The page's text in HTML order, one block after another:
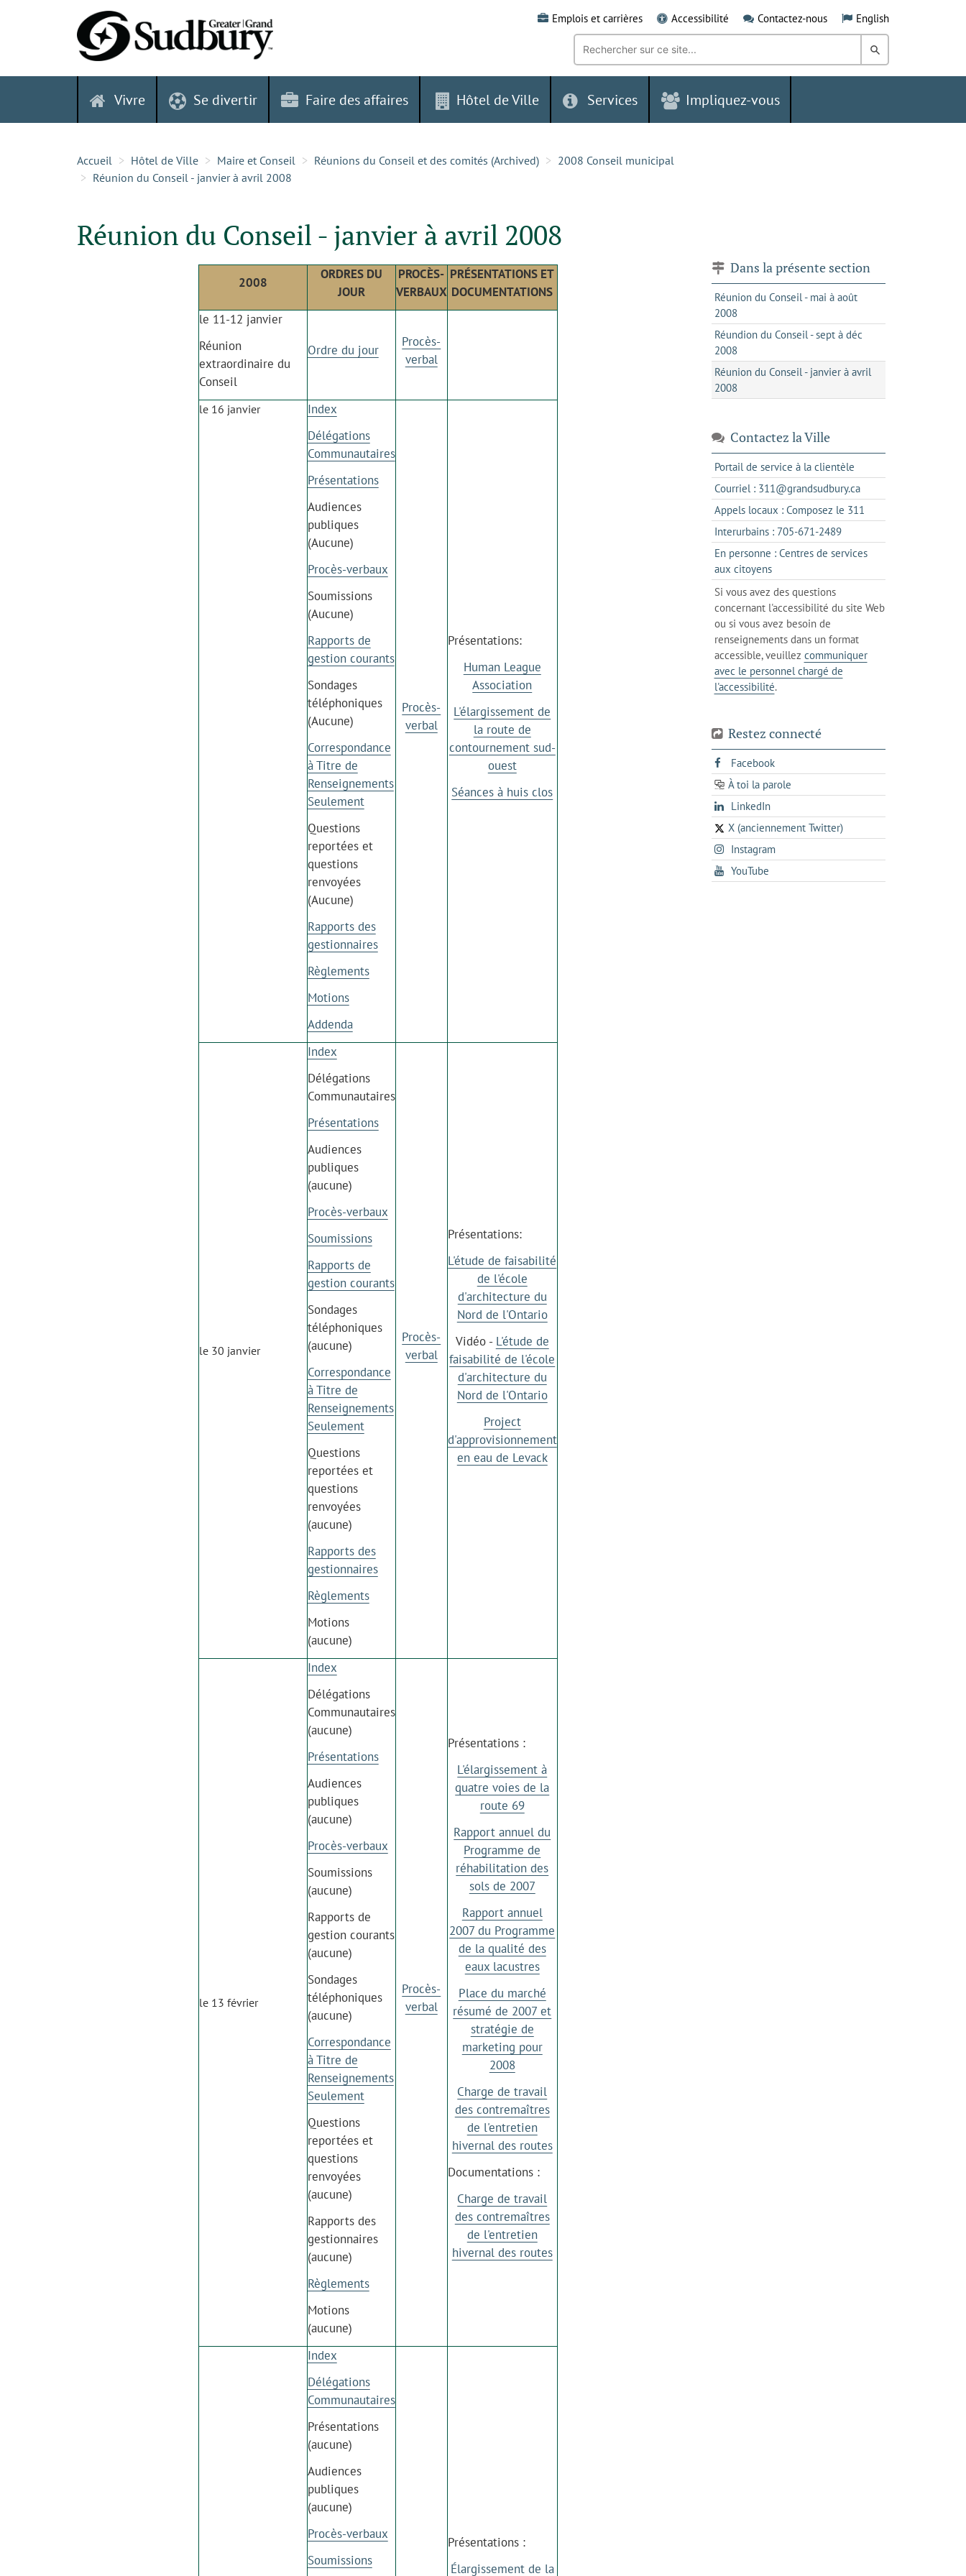
Emplois et carrières Accessibilité Contactez-nous English
Recherche
mot-
clé:
Rechercher
dans
Grand
Vivre Se divertir Faire des affaires Hôtel de Ville Services Impliquez-vous
Accueil Hôtel de Ville Maire et Conseil Réunions du Conseil et des comités (Archived)
2008 Conseil municipal
Réunion du Conseil - janvier à avril 2008
Réunion du Conseil - janvier à avril 2008
2008
ORDRES DU
JOUR
PROCÈS-
VERBAUX
PRÉSENTATIONS ET
DOCUMENTATIONS
le 11-12 janvier
Réunion
extraordinaire du
Conseil
Ordre du jour
Procès-
verbal
le 16 janvier
Index
Délégations
Communautaires
Présentations
Audiences
publiques
(Aucune)
Procès-verbaux
Soumissions
(Aucune)
Rapports de
gestion courants
Sondages
téléphoniques
(Aucune)
Correspondance
à Titre de
Renseignements
Seulement
Questions
reportées et
questions
renvoyées
(Aucune)
Rapports des
gestionnaires
Règlements
Motions
Addenda
Procès-
verbal
Présentations:
Human League
Association
L'élargissement de
la route de
contournement sud-
ouest
Séances à huis clos
le 30 janvier
Index
Délégations
Communautaires
Présentations
Audiences
publiques
(aucune)
Procès-verbaux
Soumissions
Rapports de
gestion courants
Sondages
téléphoniques
(aucune)
Correspondance
à Titre de
Renseignements
Seulement
Questions
reportées et
questions
renvoyées
(aucune)
Rapports des
gestionnaires
Règlements
Motions
(aucune)
Procès-
verbal
Présentations:
L'étude de faisabilité
de l'école
d'architecture du
Nord de l'Ontario
Vidéo - L'étude de
faisabilité de l'école
d'architecture du
Nord de l'Ontario
Project
d'approvisionnement
en eau de Levack
le 13 février
Index
Délégations
Communautaires
(aucune)
Présentations
Audiences
publiques
(aucune)
Procès-verbaux
Soumissions
(aucune)
Rapports de
gestion courants
(aucune)
Sondages
téléphoniques
(aucune)
Correspondance
à Titre de
Renseignements
Seulement
Questions
reportées et
questions
renvoyées
(aucune)
Rapports des
gestionnaires
(aucune)
Règlements
Motions
(aucune)
Procès-
verbal
Présentations :
L'élargissement à
quatre voies de la
route 69
Rapport annuel du
Programme de
réhabilitation des
sols de 2007
Rapport annuel
2007 du Programme
de la qualité des
eaux lacustres
Place du marché
résumé de 2007 et
stratégie de
marketing pour
2008
Charge de travail
des contremaîtres
de l'entretien
hivernal des routes
Documentations :
Charge de travail
des contremaîtres
de l'entretien
hivernal des routes
Index
Délégations
Communautaires
Présentations
(aucune)
Audiences
publiques
(aucune)
Procès-verbaux
Soumissions
Présentations :
Élargissement de la
Dans la présente section
Réunion du Conseil - mai à août
2008
Réundion du Conseil - sept à déc
2008
Réunion du Conseil - janvier à avril
2008
Contactez la Ville
Portail de service à la clientèles'ouvre
dans
un
nouvel
Courriel : 311@grandsudbury.cas'ouvre
dans
votre
de
Appels locaux : Composez le 311
dans
un
client
téléphone
Interurbains : 705-671-2489s'ouvre
dans
client
votre
En personne : Centres de services
aux citoyenss'ouvre
dans
l'onglet
actuel
Si vous avez des questions
concernant l'accessibilité du site Web
ou si vous avez besoin de
renseignements dans un format
accessible, veuillez communiquer
avec le personnel chargé de
l'accessibilité.
Restez connecté
Facebooks'ouvre
dans
un
onglet
À toi la parole
opens
in
a
new
tab
LinkedInopens
in
a
new
X (anciennement Twitter)
s'ouvre
dans
un
nouvel
Instagrams'ouvre
dans
un
YouTubes'ouvre
dans